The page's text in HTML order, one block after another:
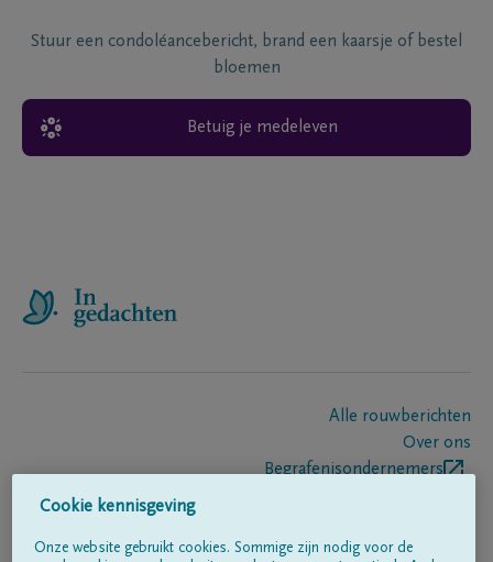
Stuur een condoléancebericht, brand een kaarsje of bestel
bloemen
Betuig je medeleven
Alle rouwberichten
Over ons
Begrafenisondernemers
Cookie kennisgeving
Onze website gebruikt cookies. Sommige zijn nodig voor de